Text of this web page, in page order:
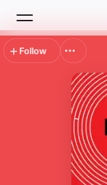
Search
Top Charts
Follow